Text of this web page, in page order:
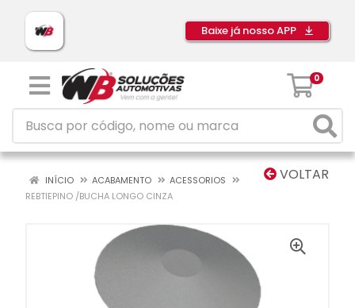
Baixe já nosso APP
0
VOLTAR
INÍCIO ACABAMENTO
ACESSORIOS
REBTIEPINO /BUCHA LONGO CINZA